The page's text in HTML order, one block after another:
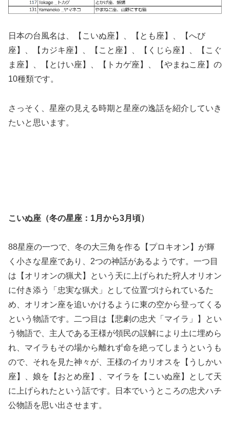
日本の台風名は、【こいぬ座】、【とも座】、【へび
座】、【カジキ座】、【こと座】、【くじら座】、【こぐ
ま座】、【とけい座】、【トカゲ座】、【やまねこ座】の
10種類です。
さっそく、星座の見える時期と星座の逸話を紹介していき
たいと思います。
こいぬ座（冬の星座：1月から3月頃）
88星座の一つで、冬の大三角を作る【プロキオン】が輝
く小さな星座であり、2つの神話があるようです。一つ目
は【オリオンの猟犬】という天に上げられた狩人オリオン
に付き添う「忠実な猟犬」として位置づけられているた
め、オリオン座を追いかけるように東の空から登ってくる
という物語です。二つ目は【悲劇の忠犬「マイラ」】とい
う物語で、主人である王様が領民の誤解により土に埋めら
れ、マイラもその場から離れず命を絶ってしまうというも
ので、それを見た神々が、王様のイカリオスを【うしかい
座】、娘を【おとめ座】、マイラを【こいぬ座】として天
に上げられたという話です。日本でいうところの忠犬ハチ
公物語を思い出させます。